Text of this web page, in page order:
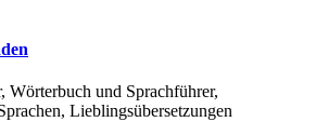
Wörterbuch und Sprachführer,
Lieblingsübersetzungen